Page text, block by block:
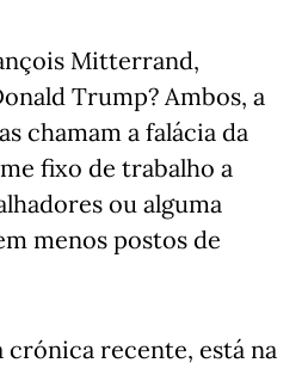
Mitterrand,
Trump? Ambos, a
chamam a falácia da
fixo de trabalho a
ou alguma
menos postos de
recente, está na